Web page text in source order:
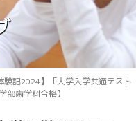
験記2024】「大学入学共通テスト
歯学科合格】